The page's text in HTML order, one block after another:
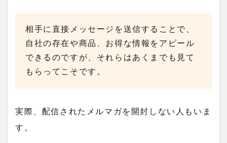
相手に直接メッセージを送信することで、
自社の存在や商品、お得な情報をアピール
できるのですが、それらはあくまでも見て
もらってこそです。
実際、配信されたメルマガを開封しない人もいま
す。